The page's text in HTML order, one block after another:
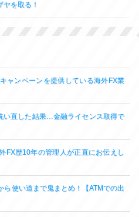
を取る！
ャンペーンを提供している海外FX業
い直した結果…金融ライセンス取得で
FX歴10年の管理人が正直にお伝えし
ら使い道まで鬼まとめ！【ATMでの出